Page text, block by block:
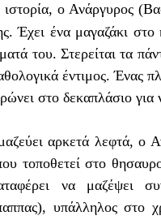
ιστορία, ο Ανάργυρος
Έχει ένα μαγαζάκι
του. Στερείται τα
έντιμος. Ένας
στο δεκαπλάσιο
αρκετά λεφτά, ο
τοποθετεί στο
να μαζέψει
υπάλληλος στο